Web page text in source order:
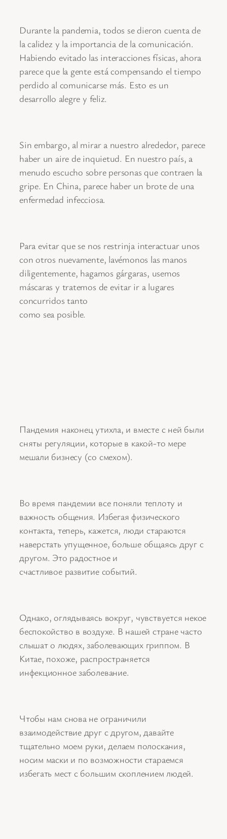
Durante la pandemia, todos se dieron cuenta de
la calidez y la importancia de la comunicación.
Habiendo evitado las interacciones físicas, ahora
parece que la gente está compensando el tiempo
perdido al comunicarse más. Esto es un
desarrollo alegre y feliz.
Sin embargo, al mirar a nuestro alrededor, parece
haber un aire de inquietud. En nuestro país, a
menudo escucho sobre personas que contraen la
gripe. En China, parece haber un brote de una
enfermedad infecciosa.
Para evitar que se nos restrinja interactuar unos
con otros nuevamente, lavémonos las manos
diligentemente, hagamos gárgaras, usemos
máscaras y tratemos de evitar ir a lugares
concurridos tanto
como sea posible.
Пандемия наконец утихла, и вместе с ней были
сняты регуляции, которые в какой-то мере
мешали бизнесу (со смехом).
Во время пандемии все поняли теплоту и
важность общения. Избегая физического
контакта, теперь, кажется, люди стараются
наверстать упущенное, больше общаясь друг с
другом. Это радостное и
счастливое развитие событий.
Однако, оглядываясь вокруг, чувствуется некое
беспокойство в воздухе. В нашей стране часто
слышат о людях, заболевающих гриппом. В
Китае, похоже, распространяется
инфекционное заболевание.
Чтобы нам снова не ограничили
взаимодействие друг с другом, давайте
тщательно моем руки, делаем полоскания,
носим маски и по возможности стараемся
избегать мест с большим скоплением людей.